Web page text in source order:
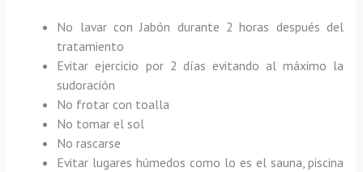
No lavar con Jabón durante 2 horas después del
tratamiento
Evitar ejercicio por 2 días evitando al máximo la
sudoración
No frotar con toalla
No tomar el sol
No rascarse
Evitar lugares húmedos como lo es el sauna, piscina